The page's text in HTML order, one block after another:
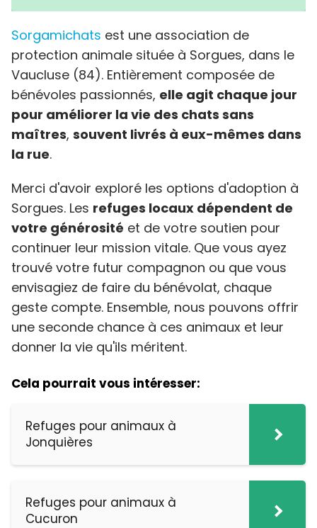
Sorgamichats est une association de
protection animale située à Sorgues, dans le
Vaucluse (84). Entièrement composée de
bénévoles passionnés, elle agit chaque jour
pour améliorer la vie des chats sans
maîtres, souvent livrés à eux-mêmes dans
la rue.
Merci d'avoir exploré les options d'adoption à
Sorgues. Les refuges locaux dépendent de
votre générosité et de votre soutien pour
continuer leur mission vitale. Que vous ayez
trouvé votre futur compagnon ou que vous
envisagiez de faire du bénévolat, chaque
geste compte. Ensemble, nous pouvons offrir
une seconde chance à ces animaux et leur
donner la vie qu'ils méritent.
Cela pourrait vous intéresser:
Refuges pour animaux à
Jonquières
Refuges pour animaux à
Cucuron